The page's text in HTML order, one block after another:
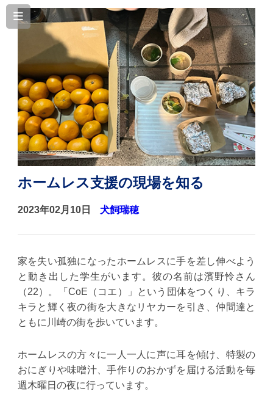
ホームレス支援の現場を知る
2023年02月10日 犬飼瑞穂
家を失い孤独になったホームレスに手を差し伸べよう
と動き出した学生がいます。彼の名前は濱野怜さん
（22）。「CoE（コエ）」という団体をつくり、キラ
キラと輝く夜の街を大きなリヤカーを引き、仲間達と
ともに川崎の街を歩いています。
ホームレスの方々に一人一人に声に耳を傾け、特製の
おにぎりや味噌汁、手作りのおかずを届ける活動を毎
週木曜日の夜に行っています。